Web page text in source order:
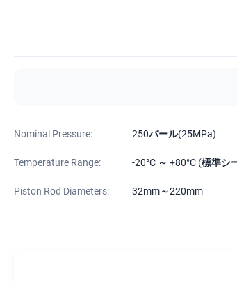
Nominal Pressure: 250バール(25MPa)
Temperature Range: -20°C ～ +80°C (標準シ
Piston Rod Diameters: 32mm～220mm